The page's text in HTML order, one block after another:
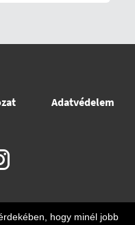
Adatvédelem
hogy minél jobb